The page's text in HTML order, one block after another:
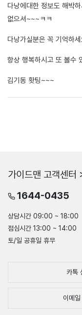
다낭에대한 정보도 해박
없으셔~~~ㅋㅋ
다낭가실분은 꼭 기억하
항상 행복하시고 또 볼수
김기동 홧팅~~~
가이드맨 고객센터
1644-0435
상담시간 09:00 ~ 18:00
점심시간 13:00 ~ 14:00
토/일 공휴일 휴무
카톡
이메